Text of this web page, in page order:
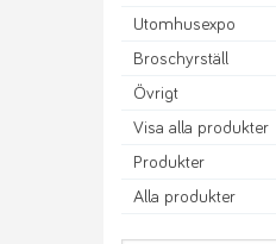
Utomhusexpo
Broschyrställ
Övrigt
Visa alla produkter
Produkter
Alla produkter